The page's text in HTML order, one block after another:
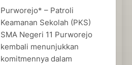
Purworejo* – Patroli
Keamanan Sekolah (PKS)
SMA Negeri 11 Purworejo
kembali menunjukkan
komitmennya dalam